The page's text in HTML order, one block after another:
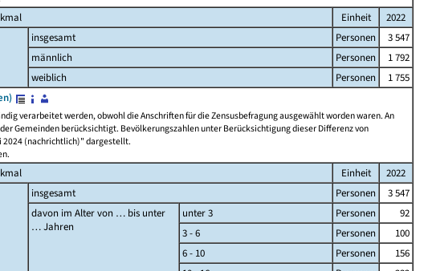
Einheit
2022
insgesamt Personen
3 547
männlich
Personen
1 792
weiblich
Personen
1 755
verarbeitet werden, obwohl die Anschriften für die Zensusbefragung ausgewählt worden waren. An
Gemeinden berücksichtigt. Bevölkerungszahlen unter Berücksichtigung dieser Differenz von
2024 (nachrichtlich)" dargestellt.
Einheit
2022
insgesamt Personen
3 547
davon im Alter von … bis unter
… Jahren
unter 3 Personen
92
3 - 6
Personen
100
6 - 10
Personen
156